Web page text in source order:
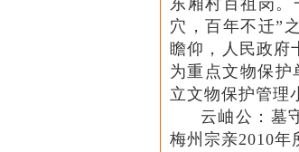
东厢村百祖岗
穴，百年不迁”
瞻仰，人民政府
为重点文物保护
立文物保护管理
云岫公：墓
梅州宗亲2010年